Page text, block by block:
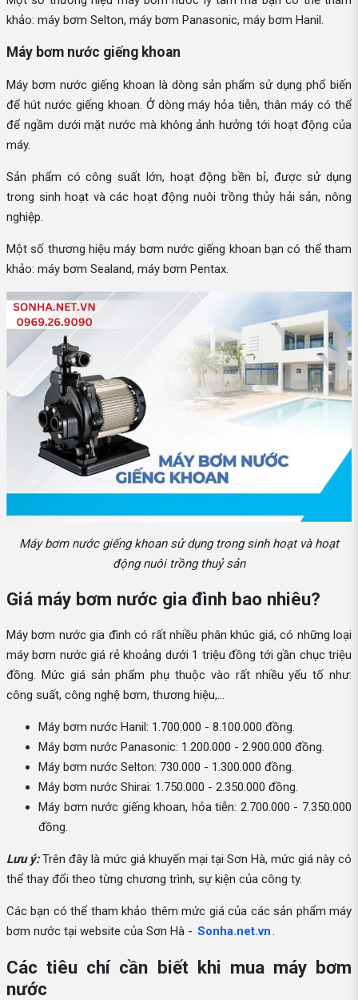
khảo: máy bơm Selton, máy bơm Panasonic, máy bơm Hanil.
Máy bơm nước giếng khoan
Máy bơm nước giếng khoan là dòng sản phẩm sử dụng phổ biến
để hút nước giếng khoan. Ở dòng máy hỏa tiễn, thân máy có thể
để ngầm dưới mặt nước mà không ảnh hưởng tới hoạt động của
máy.
Sản phẩm có công suất lớn, hoạt động bền bỉ, được sử dụng
trong sinh hoạt và các hoạt động nuôi trồng thủy hải sản, nông
nghiệp.
Một số thương hiệu máy bơm nước giếng khoan bạn có thể tham
khảo: máy bơm Sealand, máy bơm Pentax.
Máy bơm nước giếng khoan sử dụng trong sinh hoạt và hoạt
động nuôi trồng thuỷ sản
Giá máy bơm nước gia đình bao nhiêu?
Máy bơm nước gia đình có rất nhiều phân khúc giá, có những loại
máy bơm nước giá rẻ khoảng dưới 1 triệu đồng tới gần chục triệu
đồng. Mức giá sản phẩm phụ thuộc vào rất nhiều yếu tố như:
công suất, công nghệ bơm, thương hiệu,...
Máy bơm nước Hanil: 1.700.000 - 8.100.000 đồng.
Máy bơm nước Panasonic: 1.200.000 - 2.900.000 đồng.
Máy bơm nước Selton: 730.000 - 1.300.000 đồng.
Máy bơm nước Shirai: 1.750.000 - 2.350.000 đồng.
Máy bơm nước giếng khoan, hỏa tiễn: 2.700.000 - 7.350.000
đồng.
Lưu ý:Trên đây là mức giá khuyến mại tại Sơn Hà, mức giá này có
thể thay đổi theo từng chương trình, sự kiện của công ty.
Các bạn có thể tham khảo thêm mức giá của các sản phẩm máy
bơm nước tại website của Sơn Hà - Sonha.net.vn.
Các tiêu chí cần biết khi mua máy bơm
nước